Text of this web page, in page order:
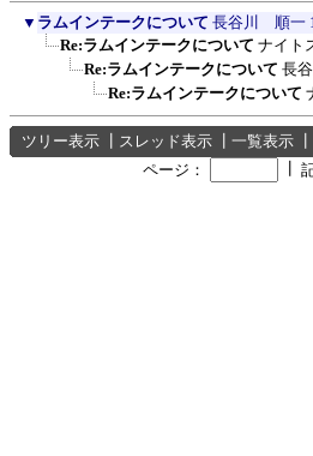
▼ ラムインテークについて 長谷川 順一
Re:ラムインテークについて ナイト
Re:ラムインテークについて 長
Re:ラムインテークについて
ツリー表示 スレッド表示 一覧表示
ページ：